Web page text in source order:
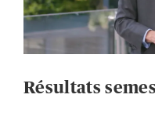
Résultats